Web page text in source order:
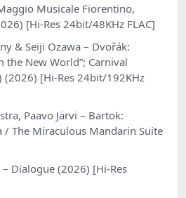
Musicale Fiorentino,
[Hi-Res 24bit/48KHz FLAC]
& Seiji Ozawa – Dvořák:
the New World”; Carnival
(2026) [Hi-Res 24bit/192KHz
Paavo Järvi – Bartok:
/ The Miraculous Mandarin Suite
Dialogue (2026) [Hi-Res